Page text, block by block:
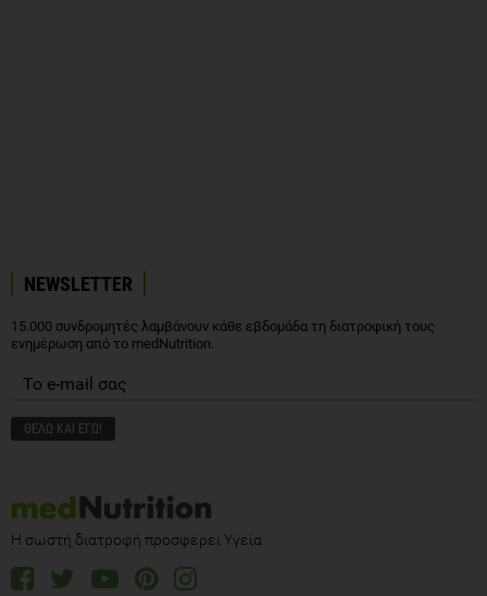
NEWSLETTER
15.000 συνδρομητές λαμβάνουν κάθε εβδομάδα τη διατροφική τους
ενημέρωση από το medNutrition.
Η σωστή διατροφή προσφέρει Υγεία